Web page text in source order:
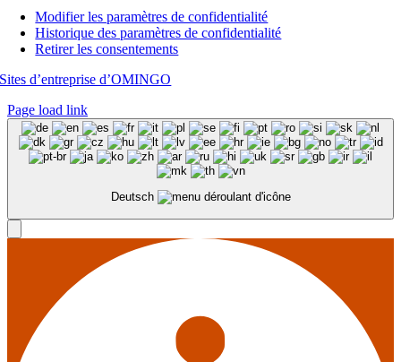
Modifier les paramètres de confidentialité
Historique des paramètres de confidentialité
Retirer les consentements
Sites d’entreprise d’OMINGO
Page load link
Deutsch